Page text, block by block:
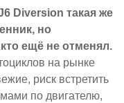
Diversion такая же
но
ещё не отменял.
на рынке
риск встретить
по двигателю,